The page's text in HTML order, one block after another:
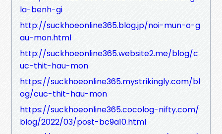
la-benh-gi
http://suckhoeonline365.blog.jp/noi-mun-o-g
au-mon.html
http://suckhoeonline365.website2.me/blog/c
uc-thit-hau-mon
https://suckhoeonline365.mystrikingly.com/bl
og/cuc-thit-hau-mon
https://suckhoeonline365.cocolog-nifty.com/
blog/2022/03/post-bc9a10.html